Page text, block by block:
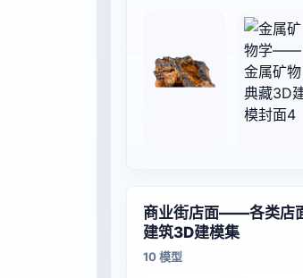
商业街店面——各类店
建筑3D建模集
10 模型